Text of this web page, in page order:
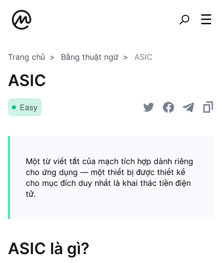
Trang chủ Bảng thuật ngữ ASIC
ASIC
Easy
Một từ viết tắt của mạch tích hợp dành riêng
cho ứng dụng — một thiết bị được thiết kế
cho mục đích duy nhất là khai thác tiền điện
tử.
ASIC là gì?